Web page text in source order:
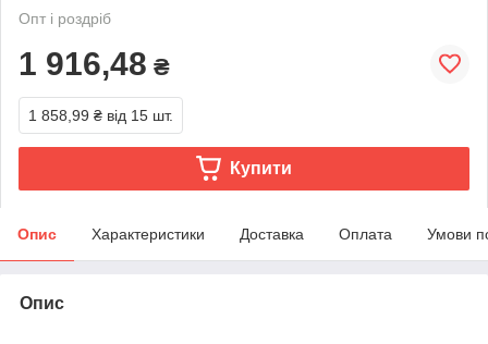
Опт і роздріб
1 916,48 ₴
1 858,99 ₴ від 15 шт.
Купити
Опис Характеристики Доставка Оплата Умови
Опис